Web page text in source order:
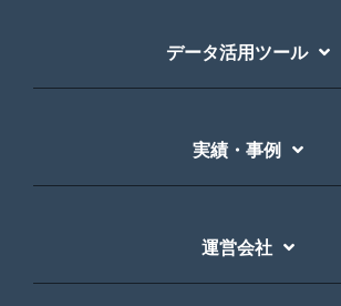
データ活用ツール
実績・事例
運営会社